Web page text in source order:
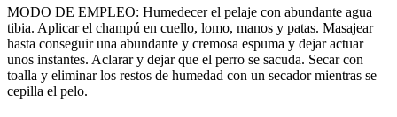
MODO DE EMPLEO: Humedecer el pelaje con abundante agua
tibia. Aplicar el champú en cuello, lomo, manos y patas. Masajear
hasta conseguir una abundante y cremosa espuma y dejar actuar
unos instantes. Aclarar y dejar que el perro se sacuda. Secar con
toalla y eliminar los restos de humedad con un secador mientras se
cepilla el pelo.